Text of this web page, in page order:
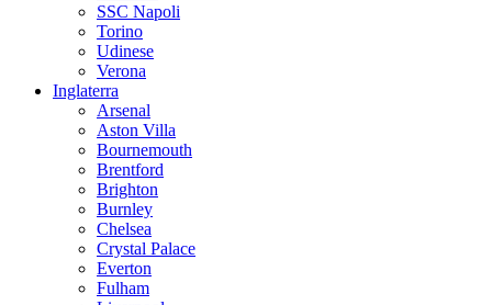
SSC Napoli
Torino
Udinese
Verona
Inglaterra
Arsenal
Aston Villa
Bournemouth
Brentford
Brighton
Burnley
Chelsea
Crystal Palace
Everton
Fulham